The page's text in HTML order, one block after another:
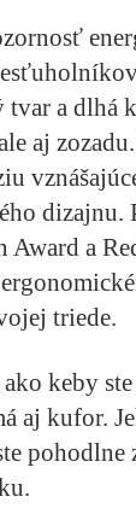
a dlhá
aj
dizajnu.
a
triede.
keby
aj kufor.